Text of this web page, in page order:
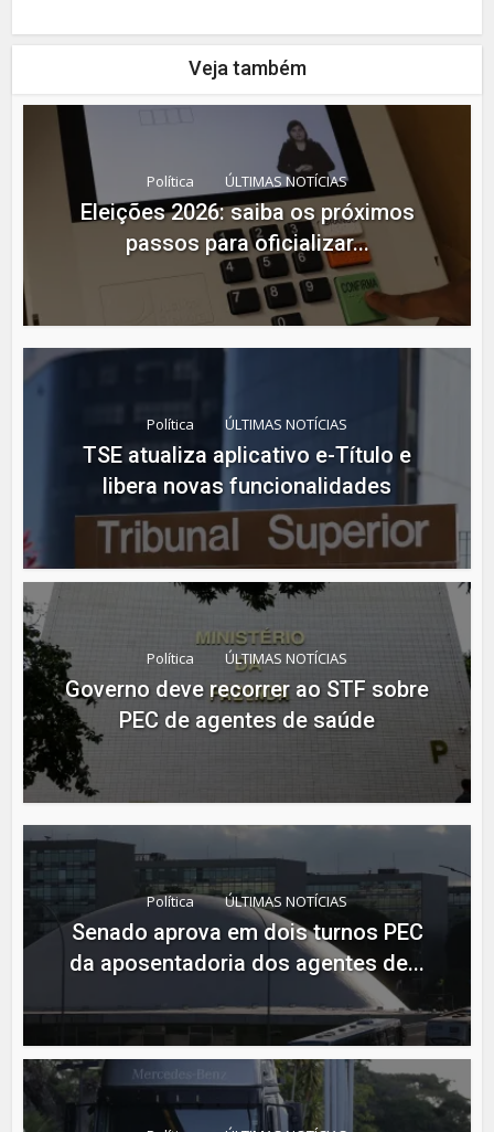
Veja também
Política ÚLTIMAS NOTÍCIAS
Eleições 2026: saiba os próximos
passos para oficializar...
Política ÚLTIMAS NOTÍCIAS
TSE atualiza aplicativo e-Título e
libera novas funcionalidades
Política ÚLTIMAS NOTÍCIAS
Governo deve recorrer ao STF sobre
PEC de agentes de saúde
Política ÚLTIMAS NOTÍCIAS
Senado aprova em dois turnos PEC
da aposentadoria dos agentes de...